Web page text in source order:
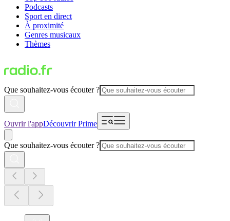
Podcasts
Sport en direct
À proximité
Genres musicaux
Thèmes
Que souhaitez-vous écouter ?
Ouvrir l'appDécouvrir Prime
Que souhaitez-vous écouter ?